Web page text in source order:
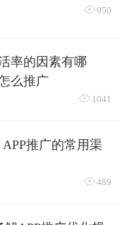
950
率的因素有哪
么推广
 1041
推广的常用渠
489